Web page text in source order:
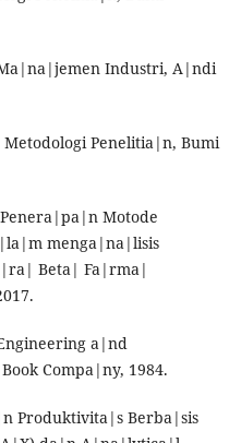
Industri, A|ndi
Penelitia|n, Bumi
Motode
menga|na|lisis
Beta| Fa|rma|
a|nd
Compa|ny, 1984.
Produktivita|s Berba|sis